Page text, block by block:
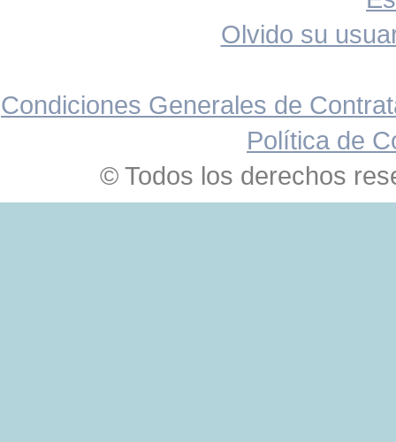
Olvido su
Condiciones Generales de
Política de
© Todos los derechos